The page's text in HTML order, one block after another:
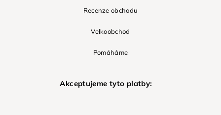
Recenze obchodu
Velkoobchod
Pomáháme
Akceptujeme tyto platby: